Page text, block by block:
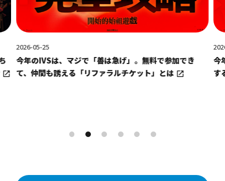
2026-05-25
今年のIVSは、マジで「善は急げ」。無料で参加でき
て、仲間も誘える「リファラルチケット」とは
今
す